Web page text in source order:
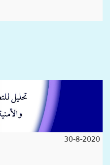
30-8-2020